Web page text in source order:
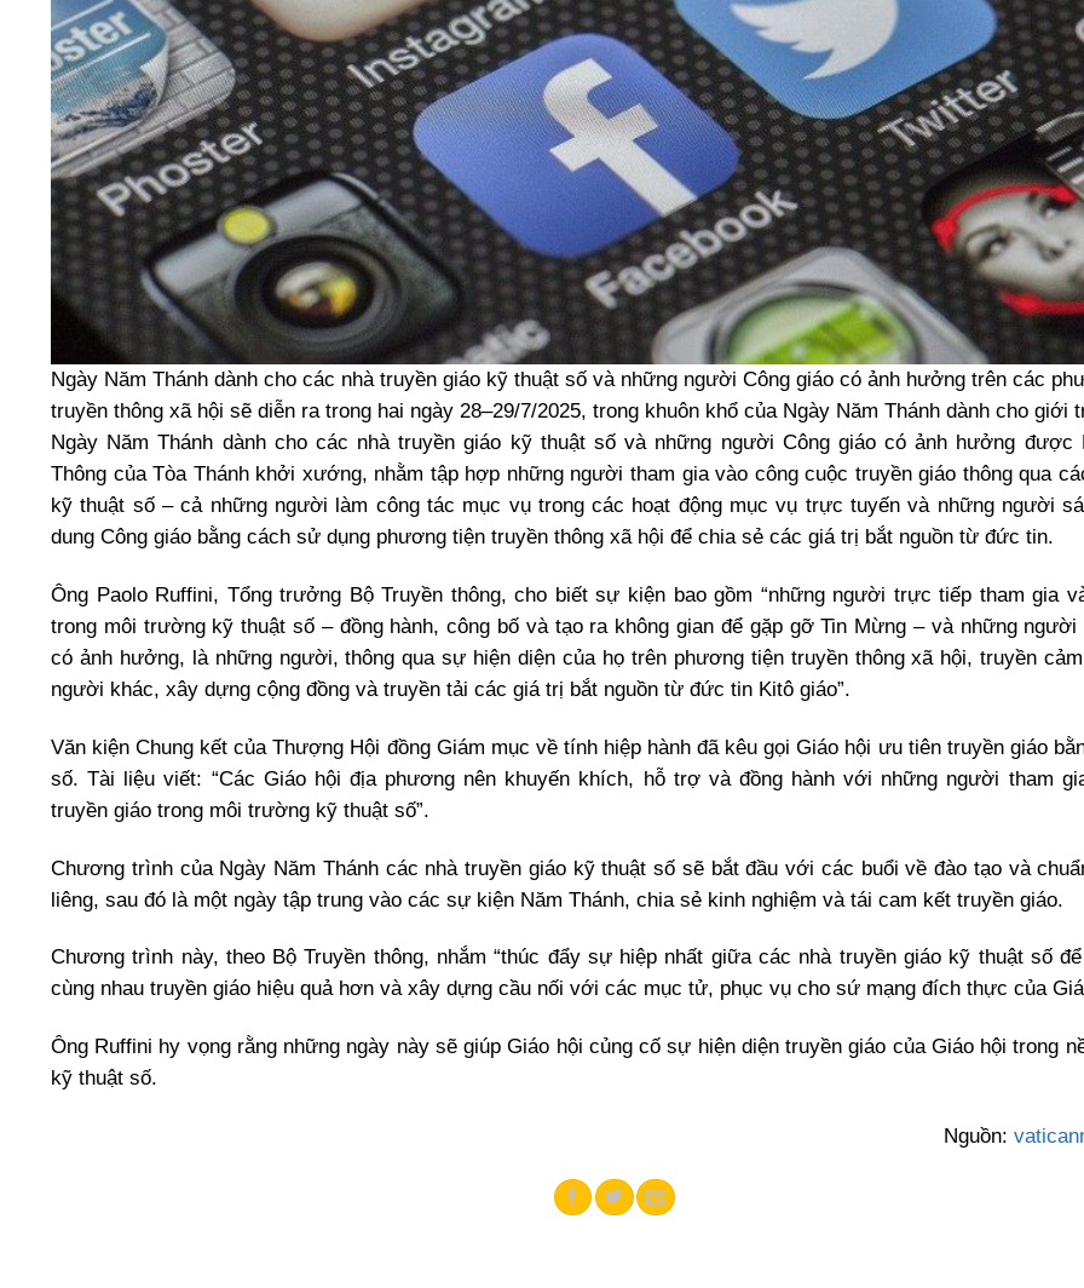
Ngày Năm Thánh dành cho các nhà truyền giáo kỹ thuật số và những người Công giáo có ảnh hưởng trên các
truyền thông xã hội sẽ diễn ra trong hai ngày 28–29/7/2025, trong khuôn khổ của Ngày Năm Thánh dành cho giới
Ngày Năm Thánh dành cho các nhà truyền giáo kỹ thuật số và những người Công giáo có ảnh hưởng được
Thông của Tòa Thánh khởi xướng, nhằm tập hợp những người tham gia vào công cuộc truyền giáo thông qua
kỹ thuật số – cả những người làm công tác mục vụ trong các hoạt động mục vụ trực tuyến và những người
dung Công giáo bằng cách sử dụng phương tiện truyền thông xã hội để chia sẻ các giá trị bắt nguồn từ đức tin.
Ông Paolo Ruffini, Tổng trưởng Bộ Truyền thông, cho biết sự kiện bao gồm “những người trực tiếp tham gia
trong môi trường kỹ thuật số – đồng hành, công bố và tạo ra không gian để gặp gỡ Tin Mừng – và những người
có ảnh hưởng, là những người, thông qua sự hiện diện của họ trên phương tiện truyền thông xã hội, truyền
người khác, xây dựng cộng đồng và truyền tải các giá trị bắt nguồn từ đức tin Kitô giáo”.
Văn kiện Chung kết của Thượng Hội đồng Giám mục về tính hiệp hành đã kêu gọi Giáo hội ưu tiên truyền giáo
số. Tài liệu viết: “Các Giáo hội địa phương nên khuyến khích, hỗ trợ và đồng hành với những người tham
truyền giáo trong môi trường kỹ thuật số”.
Chương trình của Ngày Năm Thánh các nhà truyền giáo kỹ thuật số sẽ bắt đầu với các buổi về đào tạo và
liêng, sau đó là một ngày tập trung vào các sự kiện Năm Thánh, chia sẻ kinh nghiệm và tái cam kết truyền giáo.
Chương trình này, theo Bộ Truyền thông, nhắm “thúc đẩy sự hiệp nhất giữa các nhà truyền giáo kỹ thuật số
cùng nhau truyền giáo hiệu quả hơn và xây dựng cầu nối với các mục tử, phục vụ cho sứ mạng đích thực của
Ông Ruffini hy vọng rằng những ngày này sẽ giúp Giáo hội củng cố sự hiện diện truyền giáo của Giáo hội trong
kỹ thuật số.
Nguồn: